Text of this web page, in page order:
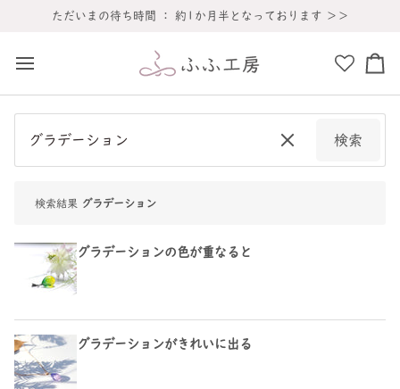
季休業のお知らせ ] 8月8日(土)～８月16日(日)までお休みをいただきます
ただいまの待ち時間 ： 約1か月半となっております ＞＞
カ
検索
検索結果 グラデーション
グラデーションの色が重なると
グラデーションがきれいに出る